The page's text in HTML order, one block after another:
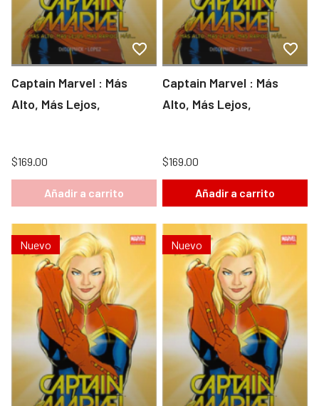
Captain Marvel : Más
Alto, Más Lejos,
$169.00
Añadir a carrito
Captain Marvel : Más
Alto, Más Lejos,
$169.00
Añadir a carrito
Nuevo Nuevo